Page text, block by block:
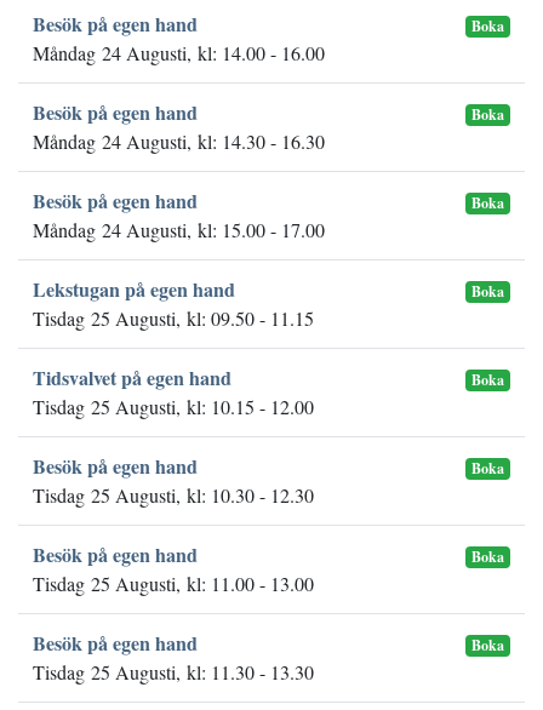
Besök på egen hand Boka
Måndag 24 Augusti, kl: 14.00 - 16.00
Besök på egen hand Boka
Måndag 24 Augusti, kl: 14.30 - 16.30
Besök på egen hand Boka
Måndag 24 Augusti, kl: 15.00 - 17.00
Lekstugan på egen hand Boka
Tisdag 25 Augusti, kl: 09.50 - 11.15
Tidsvalvet på egen hand Boka
Tisdag 25 Augusti, kl: 10.15 - 12.00
Besök på egen hand Boka
Tisdag 25 Augusti, kl: 10.30 - 12.30
Besök på egen hand Boka
Tisdag 25 Augusti, kl: 11.00 - 13.00
Besök på egen hand Boka
Tisdag 25 Augusti, kl: 11.30 - 13.30